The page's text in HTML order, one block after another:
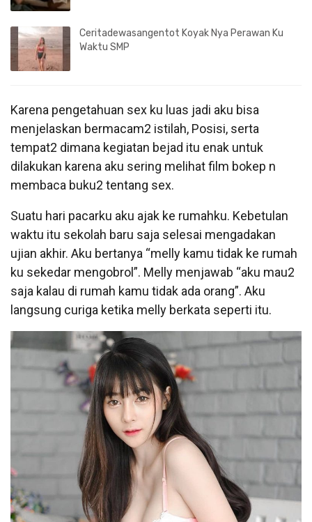
Ceritadewasangentot Koyak Nya Perawan Ku
Waktu SMP
Karena pengetahuan sex ku luas jadi aku bisa
menjelaskan bermacam2 istilah, Posisi, serta
tempat2 dimana kegiatan bejad itu enak untuk
dilakukan karena aku sering melihat film bokep n
membaca buku2 tentang sex.
Suatu hari pacarku aku ajak ke rumahku. Kebetulan
waktu itu sekolah baru saja selesai mengadakan
ujian akhir. Aku bertanya “melly kamu tidak ke rumah
ku sekedar mengobrol”. Melly menjawab “aku mau2
saja kalau di rumah kamu tidak ada orang”. Aku
langsung curiga ketika melly berkata seperti itu.